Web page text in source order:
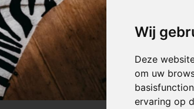
Wij
Deze
om uw
ervaring op